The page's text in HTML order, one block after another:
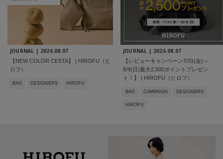
JOURNAL | 2026.08.07
【NEW COLOR CESTA】 | HIROFU（ヒ
ロフ）
BAG DESIGNERS HIROFU
JOURNAL | 2026.08.07
【レビューキャンペーン7/31(金)～
8/9(日)最大2,500ポイントプレゼン
ト！】 | HIROFU（ヒロフ）
BAG CAMPAIGN DESIGNERS
HIROFU